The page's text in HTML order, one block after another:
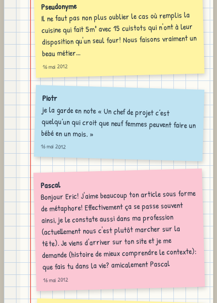
Pseudonyme
Il ne faut pas non plus oublier le cas où remplis la
cuisine qui fait 5m² avec 15 cuistots qui n'ont à leur
disposition qu'un seul four! Nous faisons vraiment un
beau métier...
16 mai 2012
Piotr
je la garde en note « Un chef de projet c’est
quelqu’un qui croit que neuf femmes peuvent faire un
bébé en un mois. »
16 mai 2012
Pascal
Bonjour Eric! J'aime beaucoup ton article sous forme
de métaphore! Effectivement ça se passe souvent
ainsi, je le constate aussi dans ma profession
(actuellement nous c'est plutôt marcher sur la
tête). Je viens d'arriver sur ton site et je me
demande (histoire de mieux comprendre le contexte):
que fais tu dans la vie? amicalement Pascal
16 mai 2012